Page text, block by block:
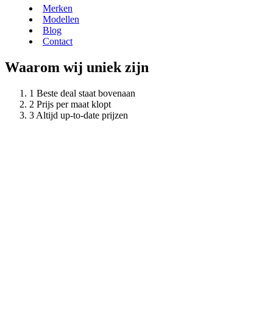
Merken
Modellen
Blog
Contact
Waarom wij uniek zijn
Beste deal staat bovenaan
Prijs per maat klopt
Altijd up-to-date prijzen